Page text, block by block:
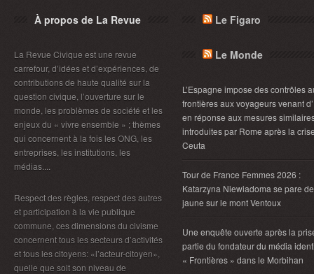
À propos de La Revue
La Revue Civique est une revue
carrefour, d’idées et d’expériences, de
contributions de haute qualité sur la
question civique, l’ouverture sur le
monde, les problèmes de société et les
enjeux du « vivre ensemble » ; thèmes
qui concernent à la fois les ONG, les
entreprises, les institutions, les
médias....
Respect des règles, respect des autres
et participation à la vie publique
commune, ces dimensions du civisme
concernent tous les secteurs d’activités
et tous les citoyens: «l’acteur-citoyen»,
quelle que soit son niveau de
Le Figaro
Le Monde
L’Espagne impose des contrôles
frontières aux voyageurs venant
en réponse aux mesures
introduites par Rome après la
Ceuta
Tour de France Femmes 2026 :
Katarzyna Niewiadoma se pare de
jaune sur le mont Ventoux
Une enquête ouverte après la
partie du fondateur du média
« Frontières » dans le Morbihan